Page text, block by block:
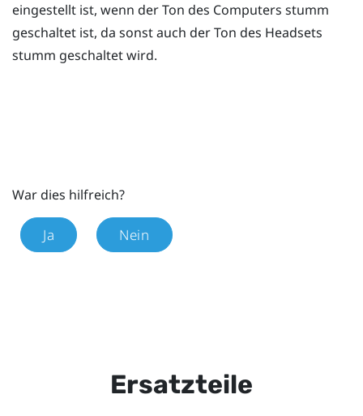
eingestellt ist, wenn der Ton des Computers stumm
geschaltet ist, da sonst auch der Ton des Headsets
stumm geschaltet wird.
War dies hilfreich?
Ja Nein
Ersatzteile